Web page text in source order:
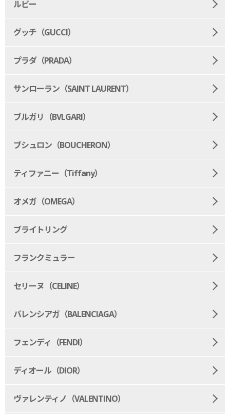
ルビー
グッチ（GUCCI）
プラダ（PRADA）
サンローラン（SAINT LAURENT）
ブルガリ（BVLGARI）
ブシュロン（BOUCHERON）
ティファニー（Tiffany）
オメガ（OMEGA）
ブライトリング
フランクミュラー
セリーヌ（CELINE）
バレンシアガ（BALENCIAGA）
フェンディ（FENDI）
ディオール（DIOR）
ヴァレンティノ（VALENTINO）